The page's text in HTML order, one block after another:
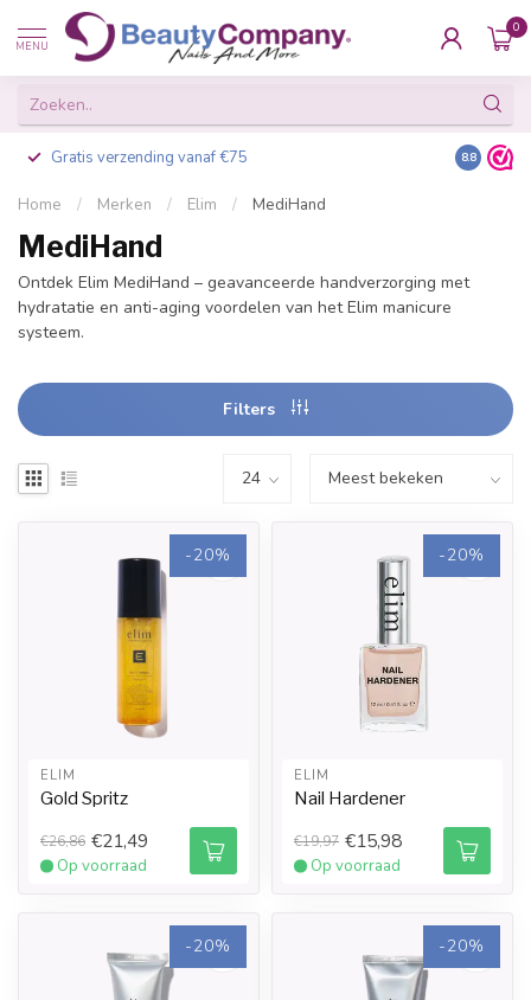
MENU
0
Gratis verzending vanaf €75 Besteld
8.8
Home / Merken / Elim / MediHand
MediHand
Ontdek Elim MediHand – geavanceerde handverzorging met
hydratatie en anti-aging voordelen van het Elim manicure
systeem.
Filters
-20%
ELIM
Gold Spritz
€26,86 €21,49
Op voorraad
-20%
ELIM
Nail Hardener
€19,97 €15,98
Op voorraad
-20% -20%